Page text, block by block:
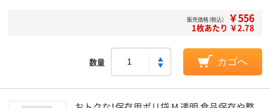
販売価格（税込） ￥556
1枚あたり ￥2.78
数量 カゴへ